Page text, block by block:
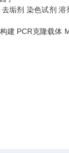
垢剂 染色试剂
建 PCR克隆载体